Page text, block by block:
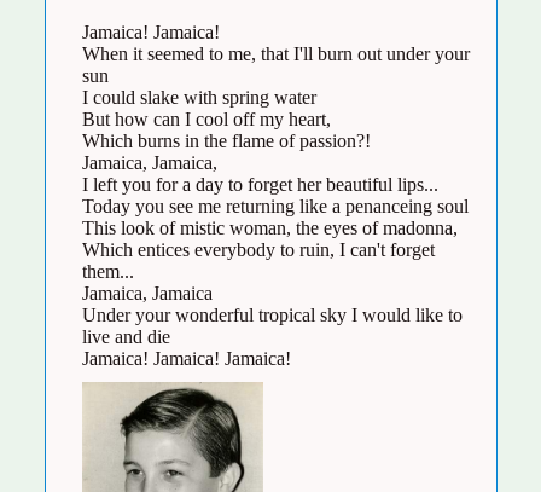
Jamaica! Jamaica!
When it seemed to me, that I'll burn out under your
sun
I could slake with spring water
But how can I cool off my heart,
Which burns in the flame of passion?!
Jamaica, Jamaica,
I left you for a day to forget her beautiful lips...
Today you see me returning like a penanceing soul
This look of mistic woman, the eyes of madonna,
Which entices everybody to ruin, I can't forget
them...
Jamaica, Jamaica
Under your wonderful tropical sky I would like to
live and die
Jamaica! Jamaica! Jamaica!